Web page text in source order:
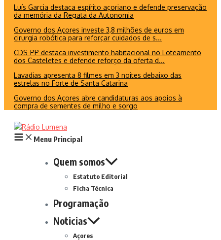
Luís Garcia destaca espírito açoriano e defende preservação
da memória da Regata da Autonomia
Governo dos Açores investe 3,8 milhões de euros em
cirurgia robótica para reforçar cuidados de s...
CDS-PP destaca investimento habitacional no Loteamento
dos Casteletes e defende reforço da oferta d...
Lavadias apresenta 8 filmes em 3 noites debaixo das
estrelas no Forte de Santa Catarina
Governo dos Açores abre candidaturas aos apoios à
compra de sementes de milho e sorgo
Menu Principal
Quem somos
Estatuto Editorial
Ficha Técnica
Programação
Noticias
Açores